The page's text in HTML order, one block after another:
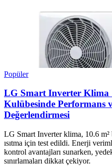
Popüler
LG Smart Inverter Klima
Kulübesinde Performans
Değerlendirmesi
LG Smart Inverter klima, 10.6 m²
ısıtma için test edildi. Enerji
kontrol avantajları sunarken,
sınırlamaları dikkat çekiyor.